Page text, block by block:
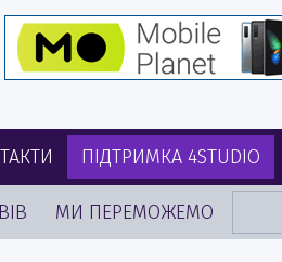
ПІДТРИМКА 4STUDIO
МИ ПЕРЕМОЖЕМО